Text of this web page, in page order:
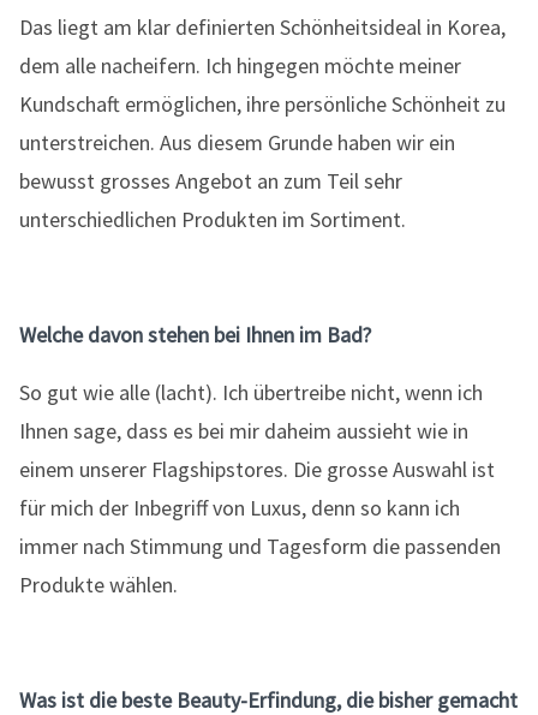
Das liegt am klar definierten Schönheitsideal in Korea,
dem alle nacheifern. Ich hingegen möchte meiner
Kundschaft ermöglichen, ihre persönliche Schönheit zu
unterstreichen. Aus diesem Grunde haben wir ein
bewusst grosses Angebot an zum Teil sehr
unterschiedlichen Produkten im Sortiment.
Welche davon stehen bei Ihnen im Bad?
So gut wie alle (lacht). Ich übertreibe nicht, wenn ich
Ihnen sage, dass es bei mir daheim aussieht wie in
einem unserer Flagshipstores. Die grosse Auswahl ist
für mich der Inbegriff von Luxus, denn so kann ich
immer nach Stimmung und Tagesform die passenden
Produkte wählen.
Was ist die beste Beauty-Erfindung, die bisher gemacht